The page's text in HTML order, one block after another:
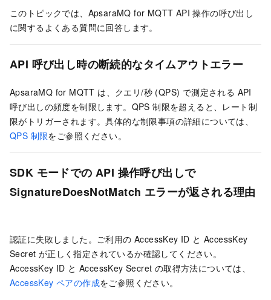
このトピックでは、 ApsaraMQ for MQTT API 操作の呼び出し
に関するよくある質問に回答します。
API 呼び出し時の断続的なタイムアウトエラー
ApsaraMQ for MQTT は、クエリ/秒 (QPS) で測定される API
呼び出しの頻度を制限します。QPS 制限を超えると、レート制
限がトリガーされます。具体的な制限事項の詳細については、
QPS 制限をご参照ください。
SDK モードでの API 操作呼び出しで
SignatureDoesNotMatch エラーが返される理由
認証に失敗しました。ご利用の AccessKey ID と AccessKey
Secret が正しく指定されているか確認してください。
AccessKey ID と AccessKey Secret の取得方法については、
AccessKey ペアの作成をご参照ください。